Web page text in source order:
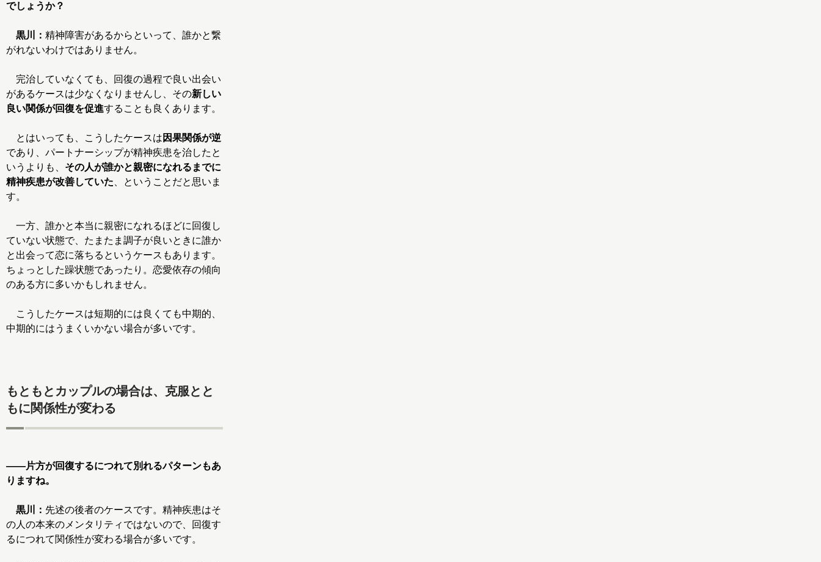
でしょうか？
黒川： 精神障害があるからといって、誰かと繋
がれないわけではありません。
完治していなくても、回復の過程で良い出会い
があるケースは少なくなりませんし、その新しい
良い関係が回復を促進することも良くあります。
とはいっても、こうしたケースは 因果関係が逆
であり、パートナーシップが精神疾患を治したと
いうよりも、 その人が誰かと親密になれるまでに
精神疾患が改善していた 、ということだと思いま
す。
一方、誰かと本当に親密になれるほどに回復し
ていない状態で、たまたま調子が良いときに誰か
と出会って恋に落ちるというケースもあります。
ちょっとした躁状態であったり。恋愛依存の傾向
のある方に多いかもしれません。
こうしたケースは短期的には良くても中期的、
中期的にはうまくいかない場合が多いです。
もともとカップルの場合は、克服とと
もに関係性が変わる
――片方が回復するにつれて別れるパターンもあ
りますね。
黒川： 先述の後者のケースです。精神疾患はそ
の人の本来のメンタリティではないので、回復す
るにつれて関係性が変わる場合が多いです。